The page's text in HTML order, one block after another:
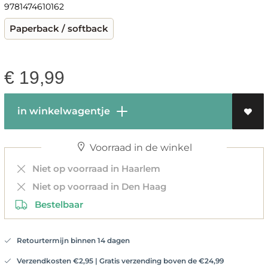
9781474610162
Paperback / softback
€ 19,99
in winkelwagentje
Voorraad in de winkel
Niet op voorraad in Haarlem
Niet op voorraad in Den Haag
Bestelbaar
Retourtermijn binnen 14 dagen
Verzendkosten €2,95 | Gratis verzending boven de €24,99